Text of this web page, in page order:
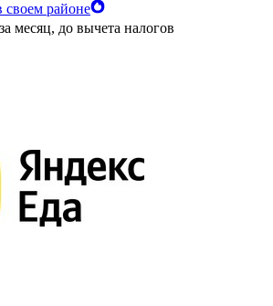
своем районе
за месяц, до вычета налогов